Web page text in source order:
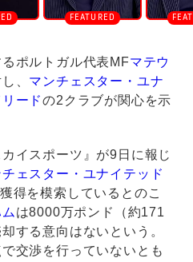
ポルトガル代表MFマテウ
、 マンチェスター・ユナ
ードの2クラブが関心を示
イスポーツ』が9日に報じ
ェスター・ユナイテッド
得を模索しているとのこ
は8000万ポンド（約171
する意向はないという。
交渉を行っていないとも